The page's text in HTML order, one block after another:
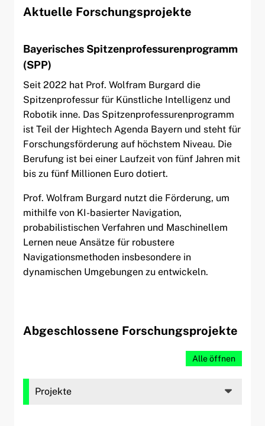
Aktuelle Forschungsprojekte
Bayerisches Spitzenprofessurenprogramm
(SPP)
Seit 2022 hat Prof. Wolfram Burgard die
Spitzenprofessur für Künstliche Intelligenz und
Robotik inne. Das Spitzenprofessurenprogramm
ist Teil der Hightech Agenda Bayern und steht für
Forschungsförderung auf höchstem Niveau. Die
Berufung ist bei einer Laufzeit von fünf Jahren mit
bis zu fünf Millionen Euro dotiert.
Prof. Wolfram Burgard nutzt die Förderung, um
mithilfe von KI-basierter Navigation,
probabilistischen Verfahren und Maschinellem
Lernen neue Ansätze für robustere
Navigationsmethoden insbesondere in
dynamischen Umgebungen zu entwickeln.
Abgeschlossene Forschungsprojekte
Alle öffnen
Projekte